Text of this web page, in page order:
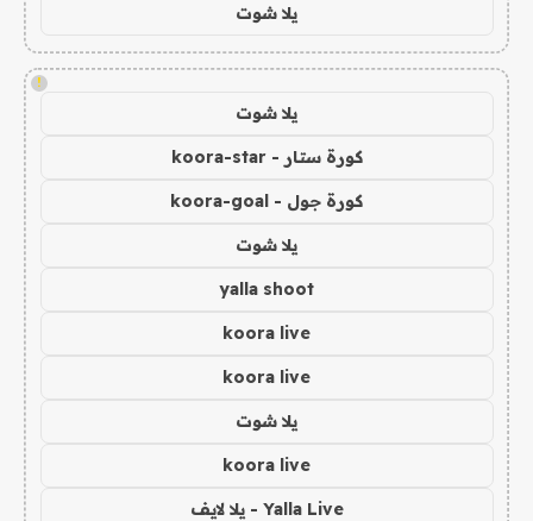
يلا شوت
!
يلا شوت
كورة ستار - koora-star
كورة جول - koora-goal
يلا شوت
yalla shoot
koora live
koora live
يلا شوت
koora live
Yalla Live - يلا لايف